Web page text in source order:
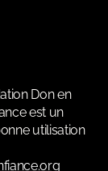
Don en
est un
utilisation